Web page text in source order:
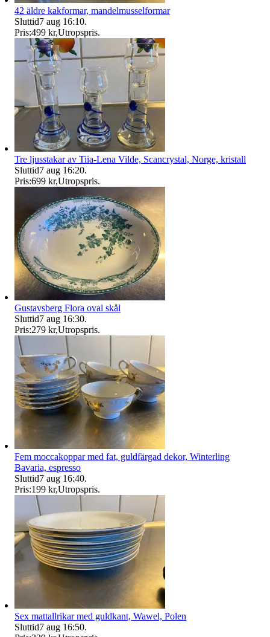
42 äldre kakformar, mandelmusselformar
Sluttid7 aug 16:10.
Pris:499 kr,Utropspris.
Tre ljusstakar av Tiia-Lena Vilde, Scancrystal, Norge, kristall
Sluttid7 aug 16:20.
Pris:699 kr,Utropspris.
Gustavsberg Flora oval skål
Sluttid7 aug 16:30.
Pris:279 kr,Utropspris.
Fem moccakoppar med fat, guldfärgad dekor, Winterling
Bavaria, espresso
Sluttid7 aug 16:40.
Pris:199 kr,Utropspris.
Sex mattallrikar med guldkant, Wawel, Polen
Sluttid7 aug 16:50.